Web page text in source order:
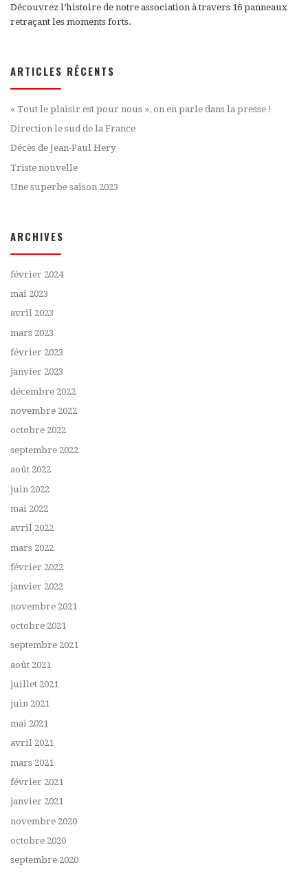
Découvrez l’histoire de notre association à travers 16 panneaux
retraçant les moments forts.
ARTICLES RÉCENTS
« Tout le plaisir est pour nous », on en parle dans la presse !
Direction le sud de la France
Décès de Jean-Paul Hery
Triste nouvelle
Une superbe saison 2023
ARCHIVES
février 2024
mai 2023
avril 2023
mars 2023
février 2023
janvier 2023
décembre 2022
novembre 2022
octobre 2022
septembre 2022
août 2022
juin 2022
mai 2022
avril 2022
mars 2022
février 2022
janvier 2022
novembre 2021
octobre 2021
septembre 2021
août 2021
juillet 2021
juin 2021
mai 2021
avril 2021
mars 2021
février 2021
janvier 2021
novembre 2020
octobre 2020
septembre 2020